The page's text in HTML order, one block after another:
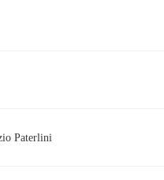
Paterlini